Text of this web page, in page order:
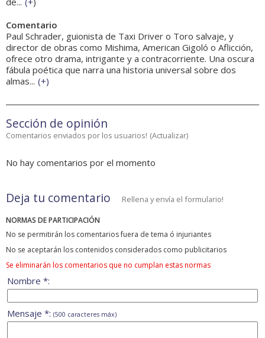
Comentario
Paul Schrader, guionista de Taxi Driver o Toro salvaje, y
director de obras como Mishima, American Gigoló o Aflicción,
ofrece otro drama, intrigante y a contracorriente. Una oscura
fábula poética que narra una historia universal sobre dos
almas... (+)
Sección de opinión
Comentarios enviados por los usuarios! (Actualizar)
No hay comentarios por el momento
Deja tu comentario Rellena y envía el formulario!
NORMAS DE PARTICIPACIÓN
No se permitirán los comentarios fuera de tema ó injuriantes
No se aceptarán los contenidos considerados como publicitarios
Se eliminarán los comentarios que no cumplan estas normas
Nombre *:
Mensaje *: (500 caracteres máx)